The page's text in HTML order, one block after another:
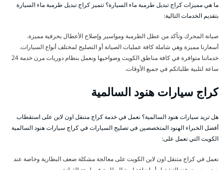
ما هي مميزات كراج تبديل طرمبة ماء السيارة؟ تتميز كراج تبديل طرمبة ماء السيارة
بتقديم الخدمات التالية:
صيانة المحرك وتأكد من عطل الطرمبة ومواسير وإصلاح الأعطال بحرفية مميزة.
أسعارنا مميزة وهي شاملة كافة عمليات الصيانة أو التصليح لمختلف أنواع السيارات.
خدماتنا متوافرة في كافة مناطق الكويت وضواحيها ونعمل بنظام دوريات مرن خدمة 24
ساعة لتلبية طلباتكم في جميع الأوقات.
كراج سيارات هنود السالمية
هل تريد سيارات هنود السالمية؟ نعمل في خدمة كراج متنقل اون لاين على استقطاب
أفضل الخبراء الهنود المتخصصين في تصليح السيارات في كراج سيارات هنود السالمية
الكويت التي تعمل على:
نعمل في كراج متنقل اون لاين الكويت على معالجة مشكلة ضعف البطارية وخاصة عند